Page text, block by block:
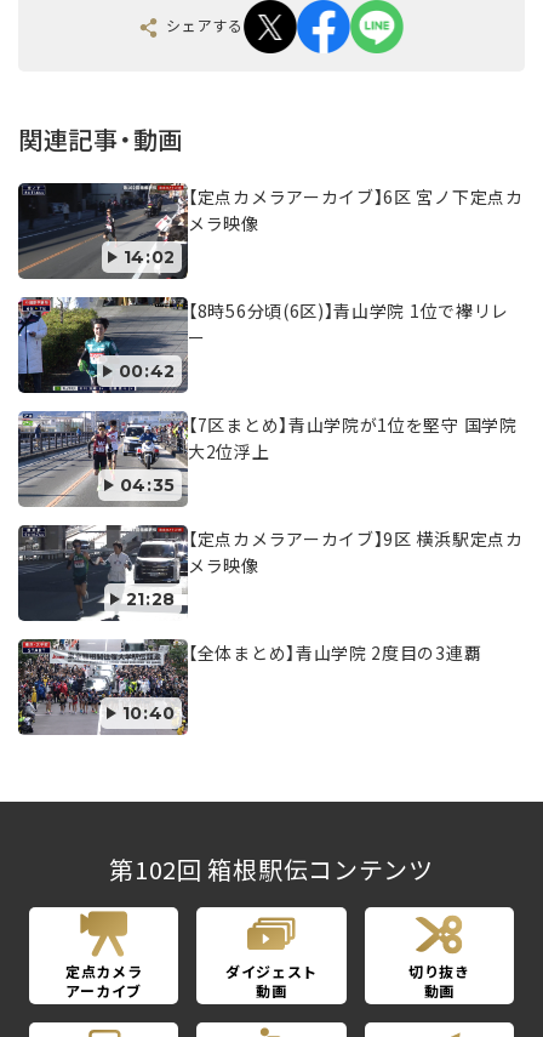
シェアする
関連記事・動画
14:02
【定点カメラアーカイブ】6区 宮ノ下定点カ
メラ映像
00:42
【8時56分頃(6区)】青山学院 1位で襷リレ
ー
04:35
【7区まとめ】青山学院が1位を堅守 国学院
大2位浮上
21:28
【定点カメラアーカイブ】9区 横浜駅定点カ
メラ映像
10:40
【全体まとめ】青山学院 2度目の3連覇
第102回 箱根駅伝コンテンツ
定点カメラ
アーカイブ
ダイジェスト
動画
切り抜き
動画